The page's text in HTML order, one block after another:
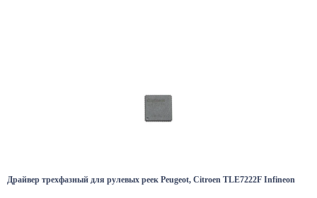
Драйвер трехфазный для рулевых реек Peugeot, Citroen TLE7222F Infineon